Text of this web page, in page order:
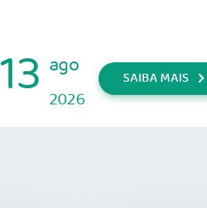
13 ago
2026
SAIBA MAIS